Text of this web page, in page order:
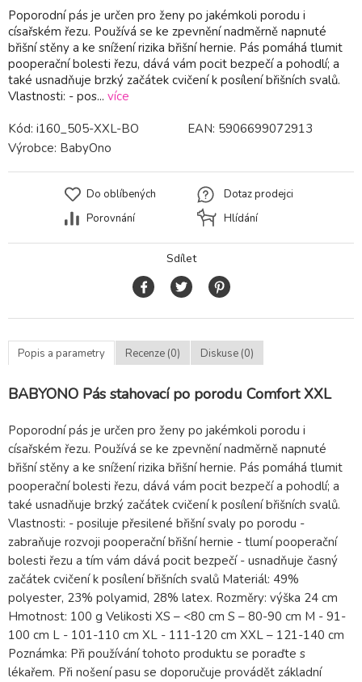
Poporodní pás je určen pro ženy po jakémkoli porodu i
císařském řezu. Používá se ke zpevnění nadměrně napnuté
břišní stěny a ke snížení rizika břišní hernie. Pás pomáhá tlumit
pooperační bolesti řezu, dává vám pocit bezpečí a pohodlí; a
také usnadňuje brzký začátek cvičení k posílení břišních svalů.
Vlastnosti: - pos... více
Kód: i160_505-XXL-BO EAN: 5906699072913
Výrobce: BabyOno
Do oblíbených
Porovnání
Dotaz prodejci
Hlídání
Sdílet
Popis a parametry Recenze (0) Diskuse (0)
BABYONO Pás stahovací po porodu Comfort XXL
Poporodní pás je určen pro ženy po jakémkoli porodu i
císařském řezu. Používá se ke zpevnění nadměrně napnuté
břišní stěny a ke snížení rizika břišní hernie. Pás pomáhá tlumit
pooperační bolesti řezu, dává vám pocit bezpečí a pohodlí; a
také usnadňuje brzký začátek cvičení k posílení břišních svalů.
Vlastnosti: - posiluje přesilené břišní svaly po porodu -
zabraňuje rozvoji pooperační břišní hernie - tlumí pooperační
bolesti řezu a tím vám dává pocit bezpečí - usnadňuje časný
začátek cvičení k posílení břišních svalů Materiál: 49%
polyester, 23% polyamid, 28% latex. Rozměry: výška 24 cm
Hmotnost: 100 g Velikosti XS – <80 cm S – 80-90 cm M - 91-
100 cm L - 101-110 cm XL - 111-120 cm XXL – 121-140 cm
Poznámka: Při používání tohoto produktu se poraďte s
lékařem. Při nošení pasu se doporučuje provádět základní